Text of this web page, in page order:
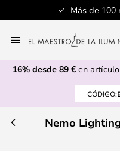
Más de 100
al
contenido
16% desde 89 € en
CÓDIGO:
Nemo